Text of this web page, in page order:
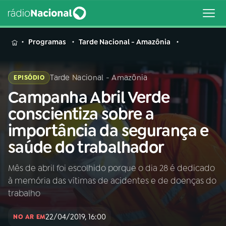
MENU
Buscar
na
Rádio
Nacional
Buscar
AO VIVO
01INÍCIO
02A RÁDIO
Programas Tarde Nacional - Amazônia
EPISÓDIO Tarde Nacional - Amazônia
Campanha Abril Verde
conscientiza sobre a
importância da segurança e
saúde do trabalhador
Mês de abril foi escolhido porque o dia 28 é dedicado
à memória das vítimas de acidentes e de doenças do
trabalho
NO AR EM22/04/2019, 16:00